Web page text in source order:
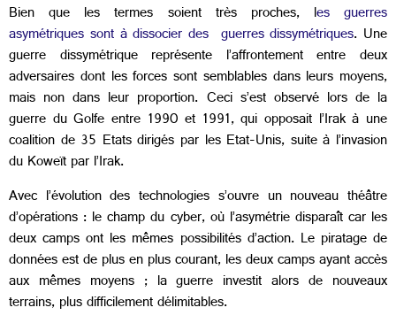
Bien que les termes soient très proches, les guerres
asymétriques sont à dissocier des guerres dissymétriques. Une
guerre dissymétrique représente l’affrontement entre deux
adversaires dont les forces sont semblables dans leurs moyens,
mais non dans leur proportion. Ceci s’est observé lors de la
guerre du Golfe entre 1990 et 1991, qui opposait l’Irak à une
coalition de 35 Etats dirigés par les Etat-Unis, suite à l’invasion
du Koweït par l’Irak.
Avec l’évolution des technologies s’ouvre un nouveau théâtre
d’opérations : le champ du cyber, où l’asymétrie disparaît car les
deux camps ont les mêmes possibilités d’action. Le piratage de
données est de plus en plus courant, les deux camps ayant accès
aux mêmes moyens ; la guerre investit alors de nouveaux
terrains, plus difficilement délimitables.